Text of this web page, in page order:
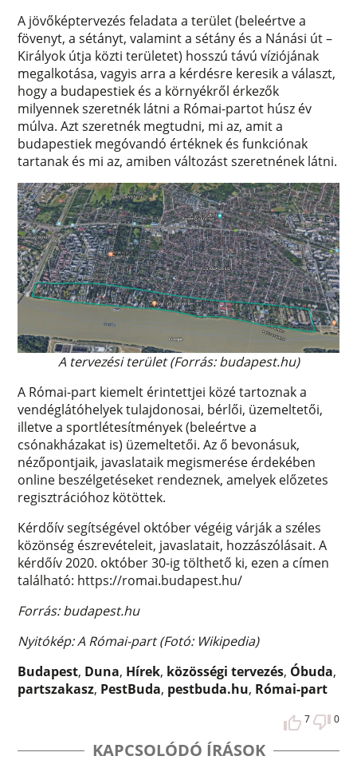
A jövőképtervezés feladata a terület (beleértve a
fövenyt, a sétányt, valamint a sétány és a Nánási út –
Királyok útja közti területet) hosszú távú víziójának
megalkotása, vagyis arra a kérdésre keresik a választ,
hogy a budapestiek és a környékről érkezők
milyennek szeretnék látni a Római-partot húsz év
múlva. Azt szeretnék megtudni, mi az, amit a
budapestiek megóvandó értéknek és funkciónak
tartanak és mi az, amiben változást szeretnének látni.
A tervezési terület (Forrás: budapest.hu)
A Római-part kiemelt érintettjei közé tartoznak a
vendéglátóhelyek tulajdonosai, bérlői, üzemeltetői,
illetve a sportlétesítmények (beleértve a
csónakházakat is) üzemeltetői. Az ő bevonásuk,
nézőpontjaik, javaslataik megismerése érdekében
online beszélgetéseket rendeznek, amelyek előzetes
regisztrációhoz kötöttek.
Kérdőív segítségével október végéig várják a széles
közönség észrevételeit, javaslatait, hozzászólásait. A
kérdőív 2020. október 30-ig tölthető ki, ezen a címen
található: https://romai.budapest.hu/
Forrás: budapest.hu
Nyitókép: A Római-part (Fotó: Wikipedia)
Budapest, Duna, Hírek, közösségi tervezés, Óbuda,
partszakasz, PestBuda, pestbuda.hu, Római-part
7 0
KAPCSOLÓDÓ ÍRÁSOK